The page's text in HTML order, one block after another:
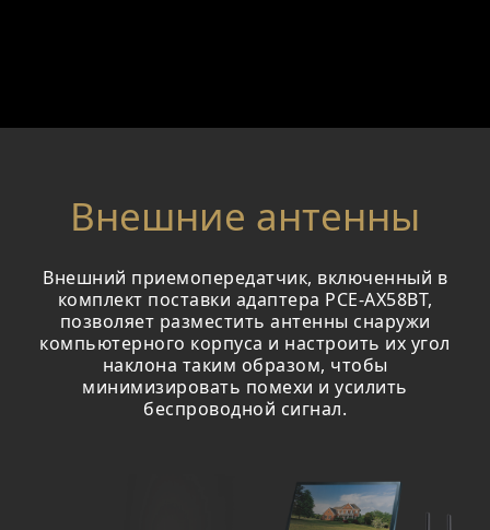
Внешние антенны
Внешний приемопередатчик, включенный в
комплект поставки адаптера PCE-AX58BT,
позволяет разместить антенны снаружи
компьютерного корпуса и настроить их угол
наклона таким образом, чтобы
минимизировать помехи и усилить
беспроводной сигнал.